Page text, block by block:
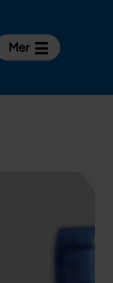
Mer